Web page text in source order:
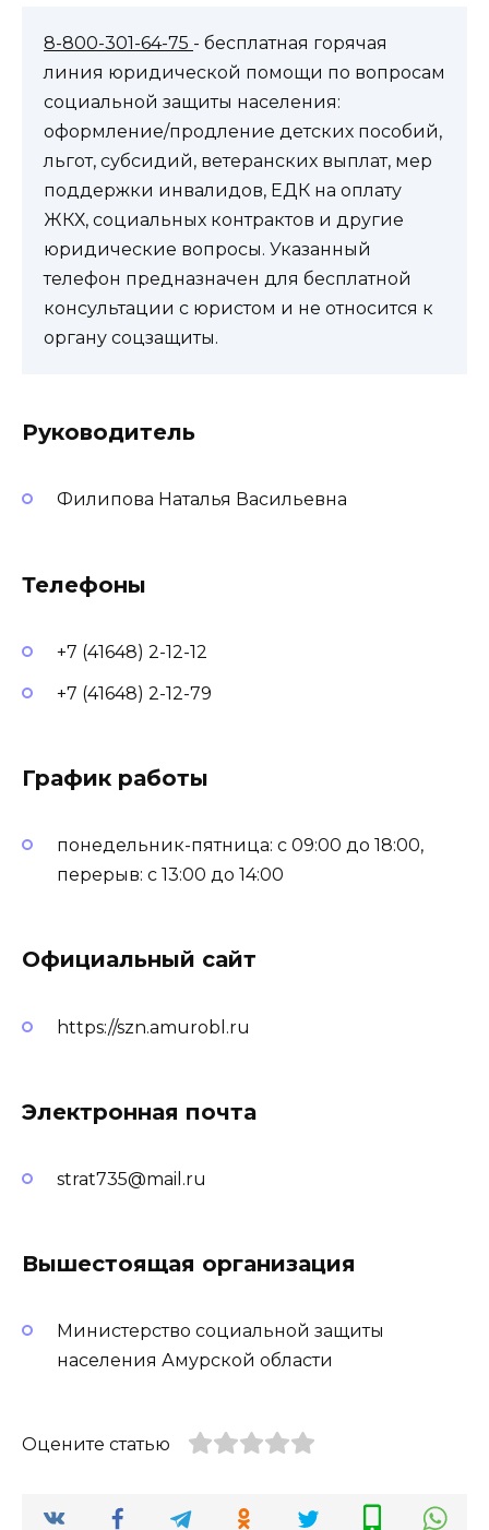
8-800-301-64-75 - бесплатная горячая
линия юридической помощи по вопросам
социальной защиты населения:
оформление/продление детских пособий,
льгот, субсидий, ветеранских выплат, мер
поддержки инвалидов, ЕДК на оплату
ЖКХ, социальных контрактов и другие
юридические вопросы. Указанный
телефон предназначен для бесплатной
консультации с юристом и не относится к
органу соцзащиты.
Руководитель
Филипова Наталья Васильевна
Телефоны
+7 (41648) 2-12-12
+7 (41648) 2-12-79
График работы
понедельник-пятница: с 09:00 до 18:00,
перерыв: с 13:00 до 14:00
Официальный сайт
https://szn.amurobl.ru
Электронная почта
strat735@mail.ru
Вышестоящая организация
Министерство социальной защиты
населения Амурской области
Оцените статью